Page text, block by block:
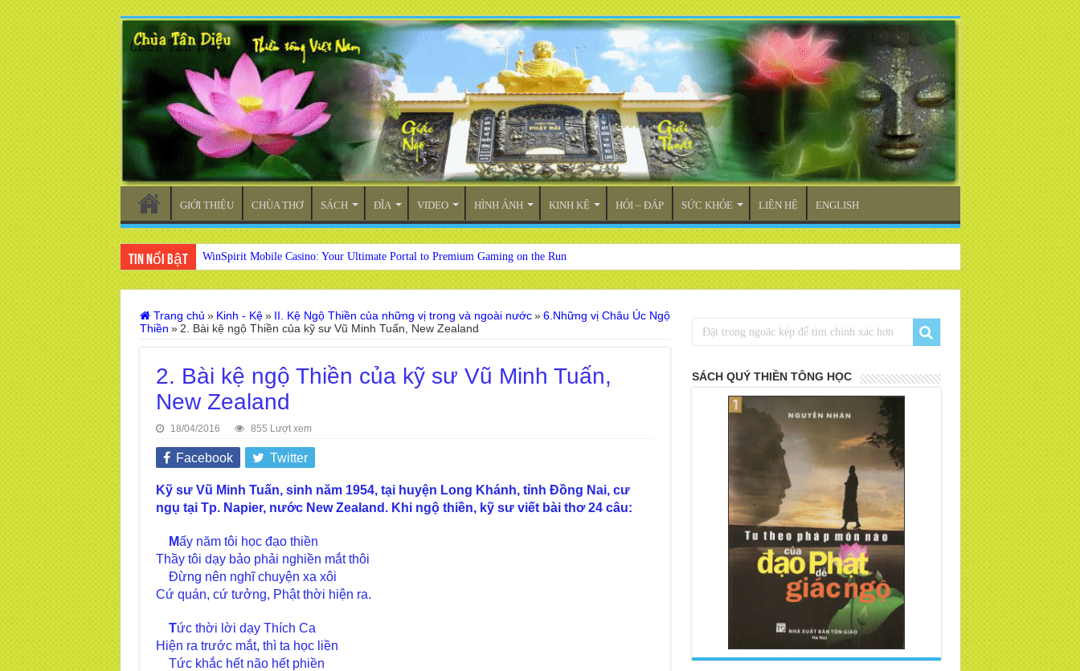
GIỚI THIỆU CHÙA THƠ SÁCH ĐĨA VIDEO HÌNH ẢNH KINH KỆ HỎI – ĐÁP SỨC KHỎE LIÊN HỆ ENGLISH
Tin nổi bật WinSpirit Mobile Casino: Your Ultimate Portal to Premium Gaming on the Run
Trang chủ » Kinh - Kệ » II. Kệ Ngộ Thiền của những vị trong và ngoài nước » 6.Những vị Châu Úc Ngộ
Thiền » 2. Bài kệ ngộ Thiền của kỹ sư Vũ Minh Tuấn, New Zealand
2. Bài kệ ngộ Thiền của kỹ sư Vũ Minh Tuấn,
New Zealand
18/04/2016 855 Lượt xem
Facebook Twitter
Kỹ sư Vũ Minh Tuấn, sinh năm 1954, tại huyện Long Khánh, tỉnh Đồng Nai, cư
ngụ tại Tp. Napier, nước New Zealand. Khi ngộ thiền, kỹ sư viết bài thơ 24 câu:
Mấy năm tôi học đạo thiền
Thầy tôi dạy bảo phải nghiền mắt thôi
Đừng nên nghĩ chuyện xa xôi
Cứ quán, cứ tưởng, Phật thời hiện ra.
Tức thời lời dạy Thích Ca
Hiện ra trước mắt, thì ta học liền
Tức khắc hết não hết phiền
SÁCH QUÝ THIỀN TÔNG HỌC